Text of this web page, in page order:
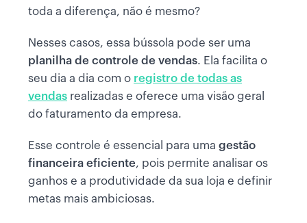
toda a diferença, não é mesmo?
Nesses casos, essa bússola pode ser uma
planilha de controle de vendas. Ela facilita o
seu dia a dia com o registro de todas as
vendas realizadas e oferece uma visão geral
do faturamento da empresa.
Esse controle é essencial para uma gestão
financeira eficiente, pois permite analisar os
ganhos e a produtividade da sua loja e definir
metas mais ambiciosas.